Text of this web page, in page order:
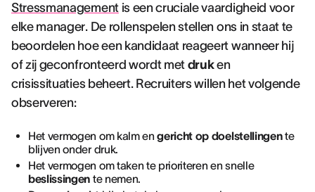
Stressmanagementis een cruciale vaardigheid voor
elke manager. De rollenspelen stellen ons in staat te
beoordelen hoe een kandidaat reageert wanneer hij
of zij geconfronteerd wordt met druken
crisissituaties beheert. Recruiters willen het volgende
observeren:
Het vermogen om kalm engericht op doelstellingente
blijven onder druk.
Het vermogen om taken te prioriteren en snelle
beslissingen te nemen.